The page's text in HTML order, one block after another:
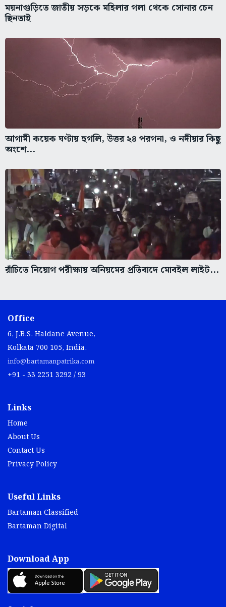
ময়নাগুড়িতে জাতীয় সড়কে মহিলার গলা থেকে সোনার চেন
ছিনতাই
আগামী কয়েক ঘণ্টায় হুগলি, উত্তর ২৪ পরগনা, ও নদীয়ার কিছু
অংশে...
রাঁচিতে নিয়োগ পরীক্ষায় অনিয়মের প্রতিবাদে মোবইল লাইট...
Office
6, J.B.S. Haldane Avenue,
Kolkata 700 105, India.
info@bartamanpatrika.com
+91 - 33 2251 3292 / 93
Links
Home
About Us
Contact Us
Privacy Policy
Useful Links
Bartaman Classified
Bartaman Digital
Download App